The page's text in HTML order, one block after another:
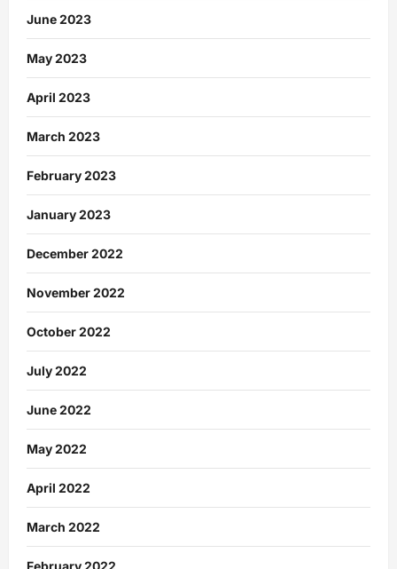
June 2023
May 2023
April 2023
March 2023
February 2023
January 2023
December 2022
November 2022
October 2022
July 2022
June 2022
May 2022
April 2022
March 2022